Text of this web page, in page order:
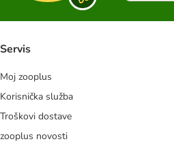
Servis
Moj zooplus
Korisnička služba
Troškovi dostave
zooplus novosti